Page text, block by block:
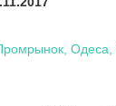
Одеса,